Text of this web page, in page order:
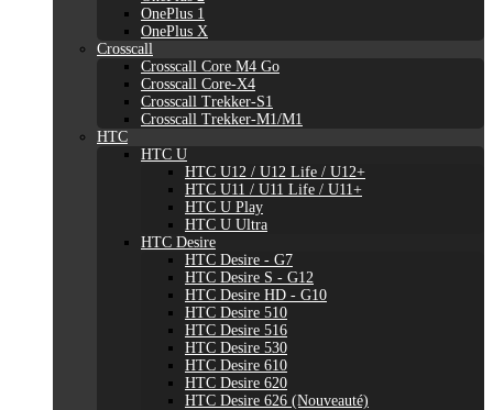
OnePlus 1
OnePlus X
Crosscall
Crosscall Core M4 Go
Crosscall Core-X4
Crosscall Trekker-S1
Crosscall Trekker-M1/M1
HTC
HTC U
HTC U12 / U12 Life / U12+
HTC U11 / U11 Life / U11+
HTC U Play
HTC U Ultra
HTC Desire
HTC Desire - G7
HTC Desire S - G12
HTC Desire HD - G10
HTC Desire 510
HTC Desire 516
HTC Desire 530
HTC Desire 610
HTC Desire 620
HTC Desire 626 (Nouveauté)